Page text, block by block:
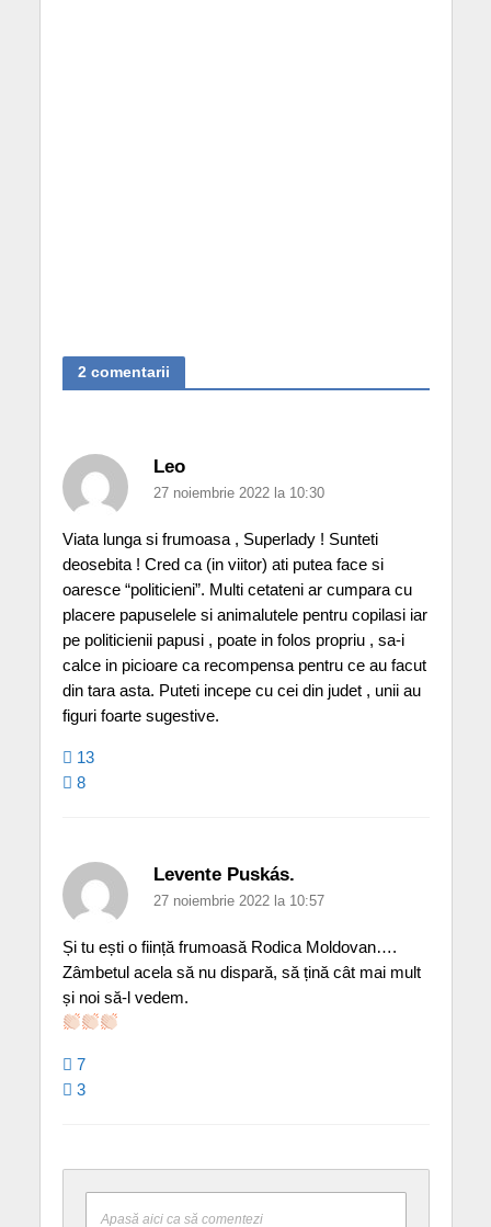
2 comentarii
Leo
27 noiembrie 2022 la 10:30
Viata lunga si frumoasa , Superlady ! Sunteti
deosebita ! Cred ca (in viitor) ati putea face si
oaresce “politicieni”. Multi cetateni ar cumpara cu
placere papuselele si animalutele pentru copilasi iar
pe politicienii papusi , poate in folos propriu , sa-i
calce in picioare ca recompensa pentru ce au facut
din tara asta. Puteti incepe cu cei din judet , unii au
figuri foarte sugestive.
13
8
Levente Puskás.
27 noiembrie 2022 la 10:57
Și tu ești o ființă frumoasă Rodica Moldovan….
Zâmbetul acela să nu dispară, să țină cât mai mult
și noi să-l vedem.
7
3
Apasă aici ca să comentezi